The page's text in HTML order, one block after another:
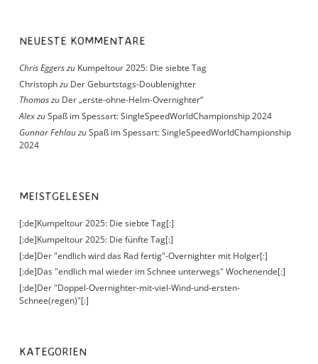
NEUESTE KOMMENTARE
Chris Eggerszu Kumpeltour 2025: Die siebte Tag
Christophzu Der Geburtstags-Doublenighter
Thomaszu Der „erste-ohne-Helm-Overnighter“
AlexzuSpaß im Spessart: SingleSpeedWorldChampionship 2024
Gunnar FehlauzuSpaß im Spessart: SingleSpeedWorldChampionship
2024
MEISTGELESEN
[:de]Kumpeltour 2025: Die siebte Tag[:]
[:de]Kumpeltour 2025: Die fünfte Tag[:]
[:de]Der "endlich wird das Rad fertig"-Overnighter mit Holger[:]
[:de]Das "endlich mal wieder im Schnee unterwegs" Wochenende[:]
[:de]Der "Doppel-Overnighter-mit-viel-Wind-und-ersten-
Schnee(regen)"[:]
KATEGORIEN